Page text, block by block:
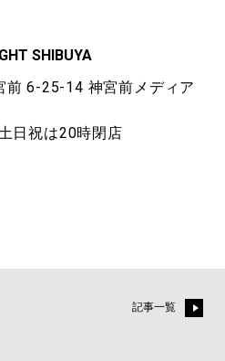
SHIBUYA
前 6-25-14 神宮前メディア
日祝は20時閉店
記事一覧